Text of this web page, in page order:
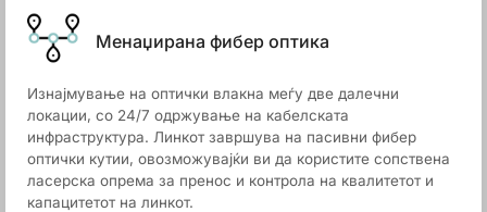
Менаџирана фибер оптика
Изнајмување на оптички влакна меѓу две далечни
локации, со 24/7 одржување на кабелската
инфраструктура. Линкот завршува на пасивни фибер
оптички кутии, овозможувајќи ви да користите сопствена
ласерска опрема за пренос и контрола на квалитетот и
капацитетот на линкот.